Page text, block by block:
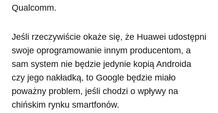
Qualcomm.
Jeśli rzeczywiście okaże się, że Huawei udostępni
swoje oprogramowanie innym producentom, a
sam system nie będzie jedynie kopią Androida
czy jego nakładką, to Google będzie miało
poważny problem, jeśli chodzi o wpływy na
chińskim rynku smartfonów.